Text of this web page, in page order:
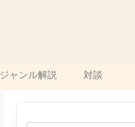
ジャンル解説 対談